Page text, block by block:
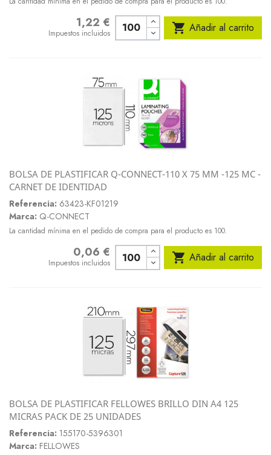
1,22 €
Impuestos incluidos  Añadir al carrito
BOLSA DE PLASTIFICAR Q-CONNECT-110 X 75 MM -125 MC -
CARNET DE IDENTIDAD
Referencia: 63423-KF01219
Marca: Q-CONNECT
La cantidad mínima en el pedido de compra para el producto es 100.
0,06 €
Impuestos incluidos  Añadir al carrito
BOLSA DE PLASTIFICAR FELLOWES BRILLO DIN A4 125
MICRAS PACK DE 25 UNIDADES
Referencia: 155170-5396301
Marca: FELLOWES